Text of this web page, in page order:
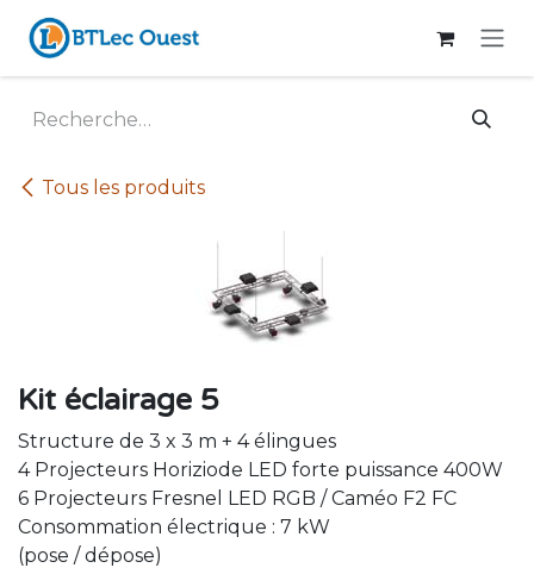
Se rendre au contenu
Tous les produits
Kit éclairage 5
Structure de 3 x 3 m + 4 élingues
4 Projecteurs Horiziode LED forte puissance 400W
6 Projecteurs Fresnel LED RGB / Caméo F2 FC
Consommation électrique : 7 kW
(pose / dépose)